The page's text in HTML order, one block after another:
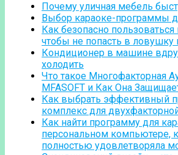
Почему уличная мебель
Выбор караоке-программы
Как безопасно пользоваться
чтобы не попасть в ловушку
Кондиционер в машине
холодить
Что такое Многофакторная
MFASOFT и Как Она
Как выбрать эффективный
комплекс для
Как найти программу для
персональном компьютере,
полностью удовлетворяла